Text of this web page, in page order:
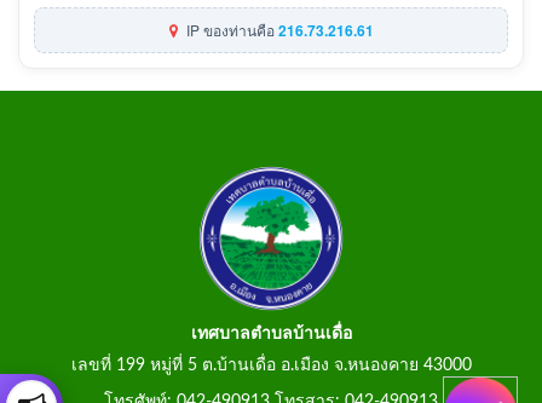
IP ของท่านคือ216.73.216.61
เทศบาลตำบลบ้านเดื่อ
เลขที่ 199 หมู่ที่ 5 ต.บ้านเดื่อ อ.เมือง จ.หนองคาย 43000